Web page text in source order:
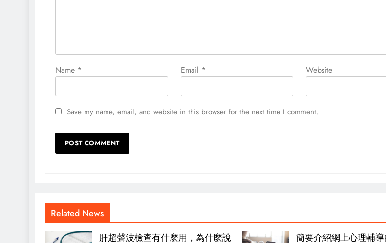
Name * Email * Website
Save my name, email, and website in this browser for the next time I comment.
Related News
肝超聲波檢查有什麼用，為什麼說
簡要介紹網上心理輔